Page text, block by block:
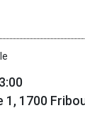
1, 1700